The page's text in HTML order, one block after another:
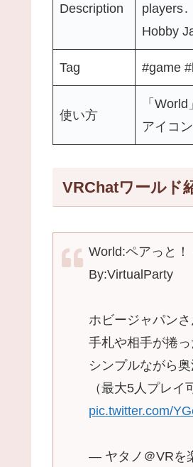
Description
Hobby
Tag #game
使い方
「
アイコ
VRChatワールド
World:ペアっと！
By:VirtualParty
ホビージャパン
手札や相手が捲
シンプルながら
（最大5人プレイ
pic.twitter.com/
— ヤタノ＠VRを